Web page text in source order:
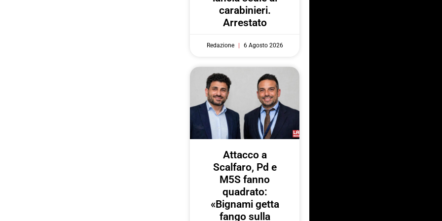
carabinieri.
Arrestato
Redazione 6 Agosto 2026
Attacco a
Scalfaro, Pd e
M5S fanno
quadrato:
«Bignami getta
fango sulla